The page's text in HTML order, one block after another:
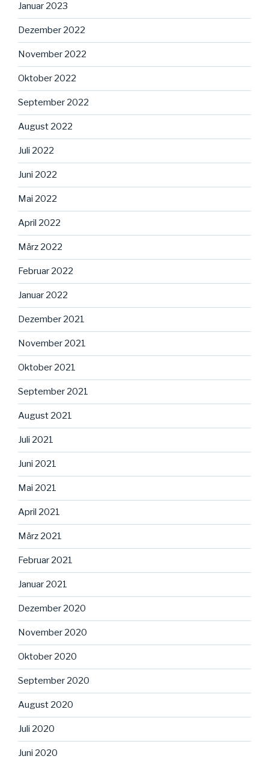
Januar 2023
Dezember 2022
November 2022
Oktober 2022
September 2022
August 2022
Juli 2022
Juni 2022
Mai 2022
April 2022
März 2022
Februar 2022
Januar 2022
Dezember 2021
November 2021
Oktober 2021
September 2021
August 2021
Juli 2021
Juni 2021
Mai 2021
April 2021
März 2021
Februar 2021
Januar 2021
Dezember 2020
November 2020
Oktober 2020
September 2020
August 2020
Juli 2020
Juni 2020